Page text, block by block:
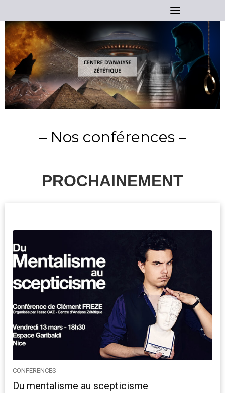
content
– Nos conférences –
PROCHAINEMENT
CONFERENCES
Du mentalisme au scepticisme